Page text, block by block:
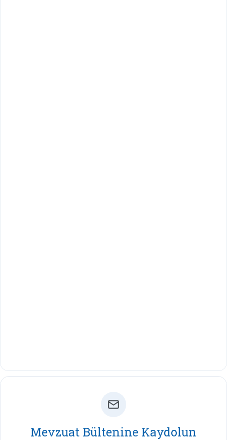
Mevzuat Bültenine Kaydolun